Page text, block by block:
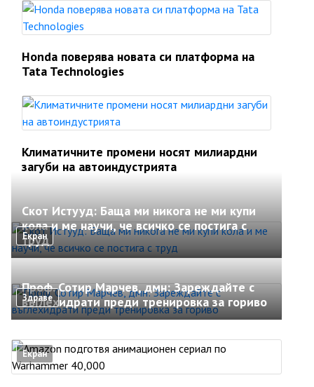
Honda поверява новата си платформа на
Tata Technologies
Климатичните промени носят милиардни
загуби на автоиндустрията
Екран
Скот Истууд: Баща ми никога не ми купи
кола и ме научи, че всичко се постига с
труд
Здраве
Проф. Сотир Марчев, дмн: Зареждайте с
въглехидрати преди тренировка за гориво
Екран